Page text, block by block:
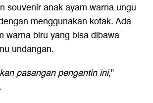
souvenir anak ayam warna ungu
menggunakan kotak. Ada
warna biru yang bisa dibawa
undangan.
pasangan pengantin ini,"